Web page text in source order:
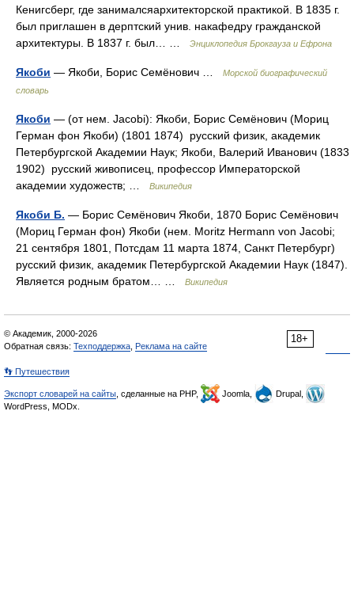
Кенигсберг, где занималсяархитекторской практикой. В 1835 г.
был приглашен в дерптский унив. накафедру гражданской
архитектуры. В 1837 г. был… …
Энциклопедия Брокгауза и Ефрона
Якоби — Якоби, Борис Семёнович …
Морской биографический
словарь
Якоби — (от нем. Jacobi): Якоби, Борис Семёнович (Мориц
Герман фон Якоби) (1801 1874) русский физик, академик
Петербургской Академии Наук; Якоби, Валерий Иванович (1833
1902) русский живописец, профессор Императорской
академии художеств; …
Википедия
Якоби Б. — Борис Семёнович Якоби, 1870 Борис Семёнович
(Мориц Герман фон) Якоби (нем. Moritz Hermann von Jacobi;
21 сентября 1801, Потсдам 11 марта 1874, Санкт Петербург)
русский физик, академик Петербургской Академии Наук (1847).
Является родным братом… …
Википедия
18+
© Академик, 2000-2026
Обратная связь: Техподдержка Реклама на сайте
👣 Путешествия
Экспорт словарей на сайты , сделанные на PHP, Joomla,
Drupal,
WordPress, MODx.